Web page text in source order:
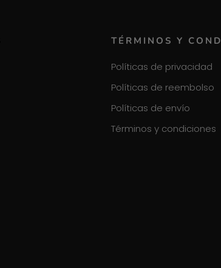
TÉRMINOS Y
Políticas de privacidad
Políticas de reembolso
Políticas de envío
Términos y condiciones